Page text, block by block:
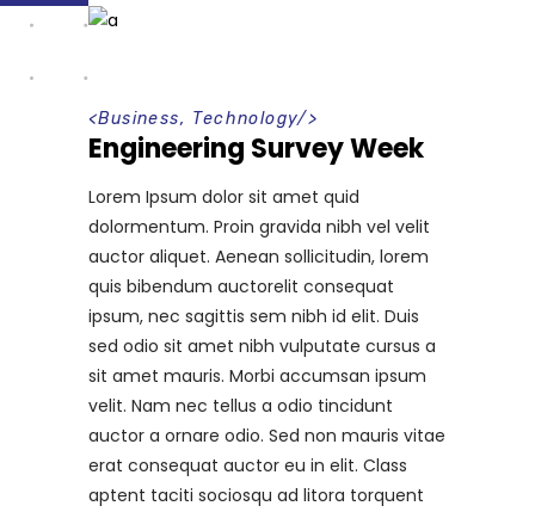
<Business, Technology/>
Engineering Survey Week
Lorem Ipsum dolor sit amet quid
dolormentum. Proin gravida nibh vel velit
auctor aliquet. Aenean sollicitudin, lorem
quis bibendum auctorelit consequat
ipsum, nec sagittis sem nibh id elit. Duis
sed odio sit amet nibh vulputate cursus a
sit amet mauris. Morbi accumsan ipsum
velit. Nam nec tellus a odio tincidunt
auctor a ornare odio. Sed non mauris vitae
erat consequat auctor eu in elit. Class
aptent taciti sociosqu ad litora torquent